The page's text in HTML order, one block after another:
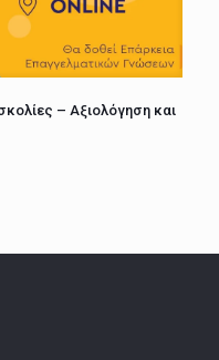
– Αξιολόγηση και